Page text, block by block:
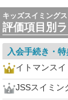
キッズスイミング
評価項目別
入会手続き・特
イトマンス
JSSスイミン